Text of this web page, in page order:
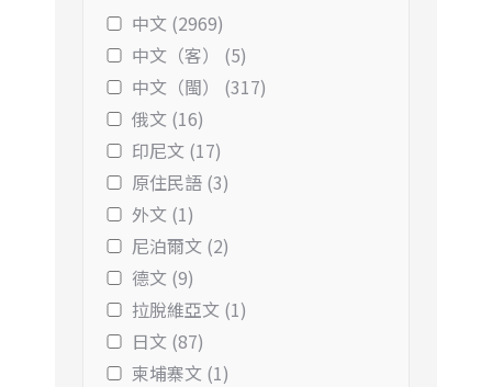
中文 (2969)
中文（客） (5)
中文（閩） (317)
俄文 (16)
印尼文 (17)
原住民語 (3)
外文 (1)
尼泊爾文 (2)
德文 (9)
拉脫維亞文 (1)
日文 (87)
柬埔寨文 (1)